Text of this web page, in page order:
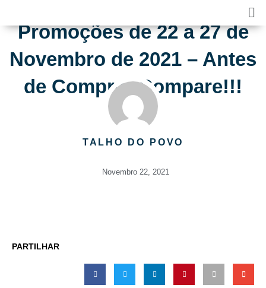
contentPromoções de 22 a 27 de
Novembro de 2021 – Antes
de Comprar Compare!!!
TALHO DO POVO
Novembro 22, 2021
PARTILHAR